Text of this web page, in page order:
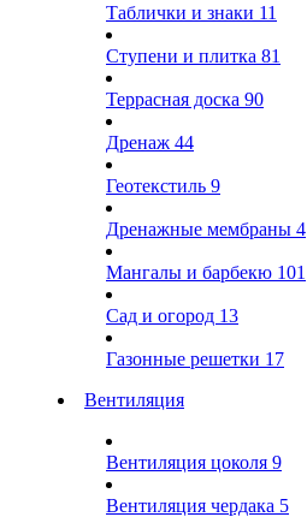
Таблички и знаки 11
Ступени и плитка 81
Террасная доска 90
Дренаж 44
Геотекстиль 9
Дренажные мембраны 4
Мангалы и барбекю 101
Сад и огород 13
Газонные решетки 17
Вентиляция
Вентиляция цоколя 9
Вентиляция чердака 5